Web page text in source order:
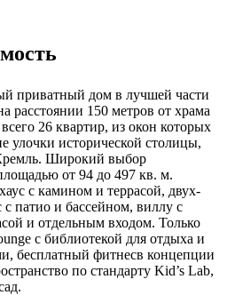
приватный дом в лучшей части
расстоянии 150 метров от храма
26 квартир, из окон которых
улочки исторической столицы,
Широкий выбор
от 94 до 497 кв. м.
с камином и террасой, двух-
патио и бассейном, виллу с
и отдельным входом. Только
с библиотекой для отдыха и
бесплатный фитнесв концепции
по стандарту Kid’s Lab,